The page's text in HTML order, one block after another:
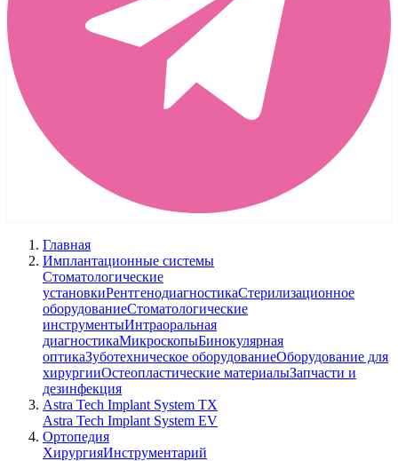
Главная
Имплантационные системы
Стоматологические
установкиРентгенодиагностикаСтерилизационное
оборудованиеСтоматологические
инструментыИнтраоральная
диагностикаМикроскопыБинокулярная
оптикаЗуботехническое оборудованиеОборудование для
хирургииОстеопластические материалыЗапчасти и
дезинфекция
Astra Tech Implant System TX
Astra Tech Implant System EV
Ортопедия
ХирургияИнструментарий